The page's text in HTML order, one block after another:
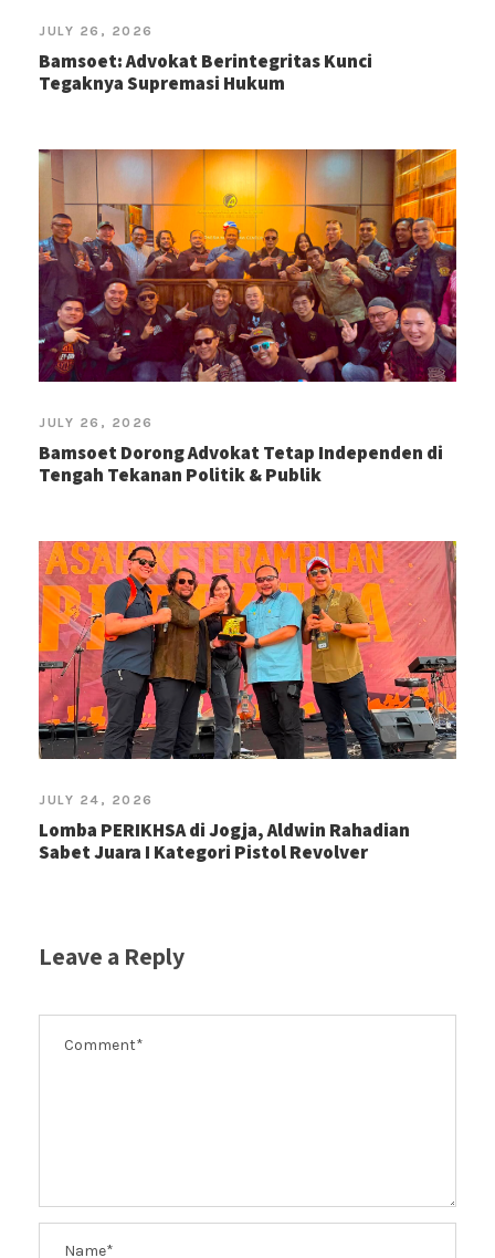
JULY 26, 2026
Bamsoet: Advokat Berintegritas Kunci
Tegaknya Supremasi Hukum
JULY 26, 2026
Bamsoet Dorong Advokat Tetap Independen di
Tengah Tekanan Politik & Publik
JULY 24, 2026
Lomba PERIKHSA di Jogja, Aldwin Rahadian
Sabet Juara I Kategori Pistol Revolver
Leave a Reply